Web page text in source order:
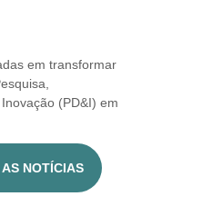
em transformar
(PD&I) em
NOTÍCIAS